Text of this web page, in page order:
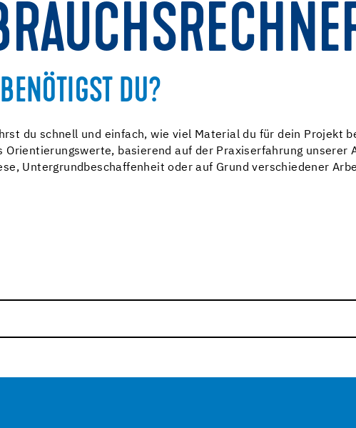
DU?
du schnell und einfach, wie viel Material du für dein Projekt
Orientierungswerte, basierend auf der Praxiserfahrung unserer
Untergrundbeschaffenheit oder auf Grund verschiedener